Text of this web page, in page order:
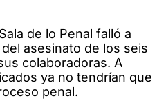
de lo Penal falló a
asesinato de los seis
colaboradoras. A
ya no tendrían que
penal.